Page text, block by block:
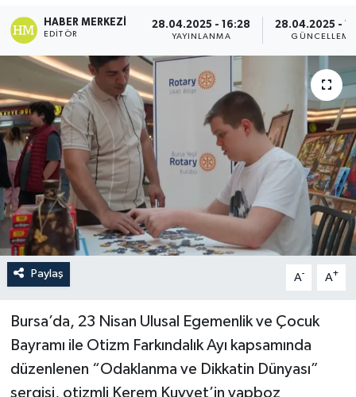
HABER MERKEZI
EDITÖR
28.04.2025 - 16:28
YAYINLANMA
28.04.2025 -
GÜNCELLEME
Paylaş A- A+
Bursa’da, 23 Nisan Ulusal Egemenlik ve Çocuk
Bayramı ile Otizm Farkındalık Ayı kapsamında
düzenlenen “Odaklanma ve Dikkatin Dünyası”
sergisi, otizmli Kerem Kuvvet’in yapboz